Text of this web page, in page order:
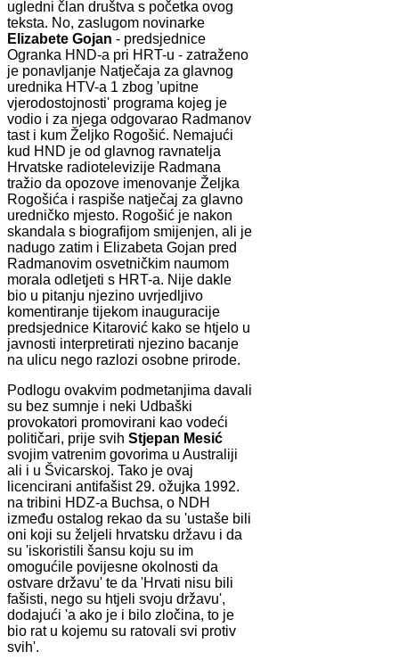
ugledni član društva s početka ovog
teksta. No, zaslugom novinarke
Elizabete Gojan - predsjednice
Ogranka HND-a pri HRT-u - zatraženo
je ponavljanje Natječaja za glavnog
urednika HTV-a 1 zbog 'upitne
vjerodostojnosti' programa kojeg je
vodio i za njega odgovarao Radmanov
tast i kum Željko Rogošić. Nemajući
kud HND je od glavnog ravnatelja
Hrvatske radiotelevizije Radmana
tražio da opozove imenovanje Željka
Rogošića i raspiše natječaj za glavno
uredničko mjesto. Rogošić je nakon
skandala s biografijom smijenjen, ali je
nadugo zatim i Elizabeta Gojan pred
Radmanovim osvetničkim naumom
morala odletjeti s HRT-a. Nije dakle
bio u pitanju njezino uvrjedljivo
komentiranje tijekom inauguracije
predsjednice Kitarović kako se htjelo u
javnosti interpretirati njezino bacanje
na ulicu nego razlozi osobne prirode.
Podlogu ovakvim podmetanjima davali
su bez sumnje i neki Udbaški
provokatori promovirani kao vodeći
političari, prije svih Stjepan Mesić
svojim vatrenim govorima u Australiji
ali i u Švicarskoj. Tako je ovaj
licencirani antifašist 29. ožujka 1992.
na tribini HDZ-a Buchsa, o NDH
između ostalog rekao da su 'ustaše bili
oni koji su željeli hrvatsku državu i da
su 'iskoristili šansu koju su im
omogućile povijesne okolnosti da
ostvare državu' te da 'Hrvati nisu bili
fašisti, nego su htjeli svoju državu',
dodajući 'a ako je i bilo zločina, to je
bio rat u kojemu su ratovali svi protiv
svih'.